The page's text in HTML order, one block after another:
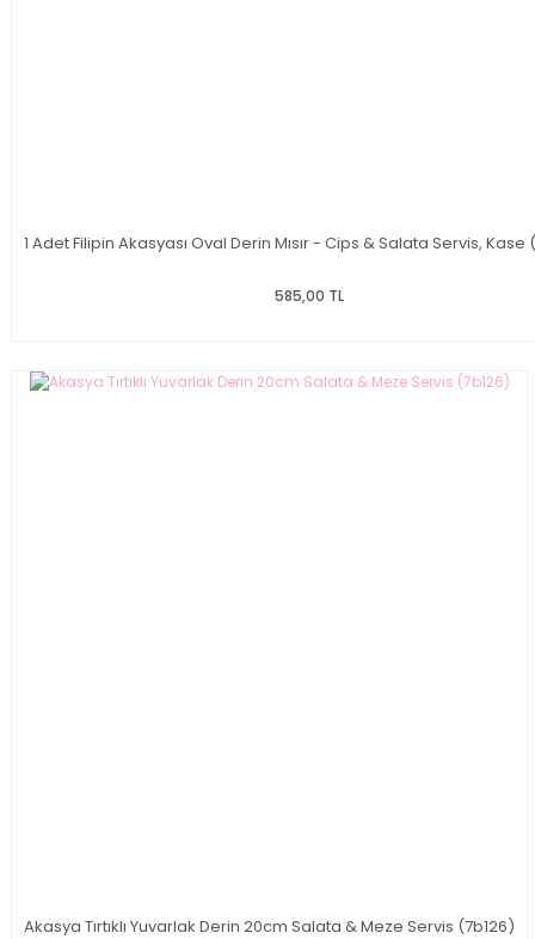
1 Adet Filipin Akasyası Oval Derin Mısır - Cips & Salata Servis, Kase
585,00 TL
Akasya Tırtıklı Yuvarlak Derin 20cm Salata & Meze Servis (7b126)